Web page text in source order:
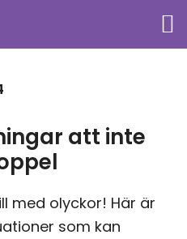
att inte
med olyckor! Här är
som kan